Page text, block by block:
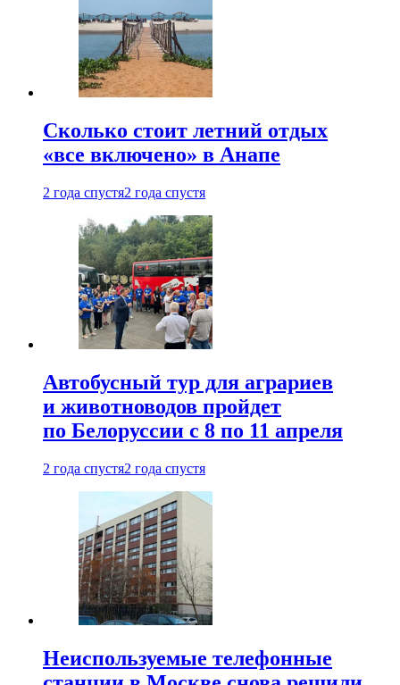
Сколько стоит летний отдых
«все включено» в Анапе
2 года спустя2 года спустя
Автобусный тур для аграриев
и животноводов пройдет
по Белоруссии с 8 по 11 апреля
2 года спустя2 года спустя
Неиспользуемые телефонные